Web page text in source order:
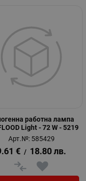
работна лампа
Light - 72 W - 5219
Арт.№: 585429
€ / 18.80 лв.